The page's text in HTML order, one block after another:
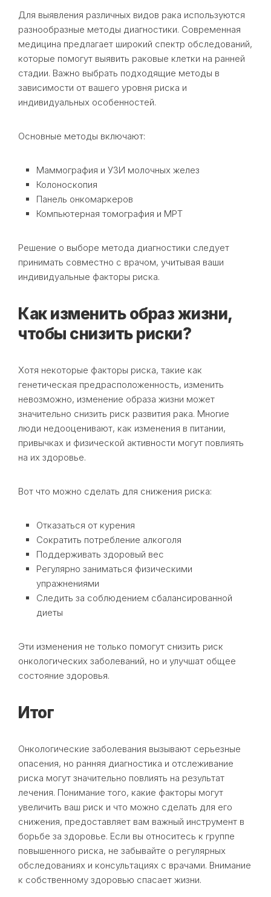
Для выявления различных видов рака используются
разнообразные методы диагностики. Современная
медицина предлагает широкий спектр обследований,
которые помогут выявить раковые клетки на ранней
стадии. Важно выбрать подходящие методы в
зависимости от вашего уровня риска и
индивидуальных особенностей.
Основные методы включают:
Маммография и УЗИ молочных желез
Колоноскопия
Панель онкомаркеров
Компьютерная томография и МРТ
Решение о выборе метода диагностики следует
принимать совместно с врачом, учитывая ваши
индивидуальные факторы риска.
Как изменить образ жизни,
чтобы снизить риски?
Хотя некоторые факторы риска, такие как
генетическая предрасположенность, изменить
невозможно, изменение образа жизни может
значительно снизить риск развития рака. Многие
люди недооценивают, как изменения в питании,
привычках и физической активности могут повлиять
на их здоровье.
Вот что можно сделать для снижения риска:
Отказаться от курения
Сократить потребление алкоголя
Поддерживать здоровый вес
Регулярно заниматься физическими
упражнениями
Следить за соблюдением сбалансированной
диеты
Эти изменения не только помогут снизить риск
онкологических заболеваний, но и улучшат общее
состояние здоровья.
Итог
Онкологические заболевания вызывают серьезные
опасения, но ранняя диагностика и отслеживание
риска могут значительно повлиять на результат
лечения. Понимание того, какие факторы могут
увеличить ваш риск и что можно сделать для его
снижения, предоставляет вам важный инструмент в
борьбе за здоровье. Если вы относитесь к группе
повышенного риска, не забывайте о регулярных
обследованиях и консультациях с врачами. Внимание
к собственному здоровью спасает жизни.